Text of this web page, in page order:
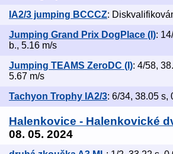
IA2/3 jumping BCCCZ:
Jumping Grand Prix DogPlace (I):
b., 5.16 m/s
Jumping TEAMS ZeroDC (I): 4/58,
5.67 m/s
Tachyon Trophy IA2/3: 6/34, 38.05 s,
Halenkovice - Halenkovické
08. 05. 2024